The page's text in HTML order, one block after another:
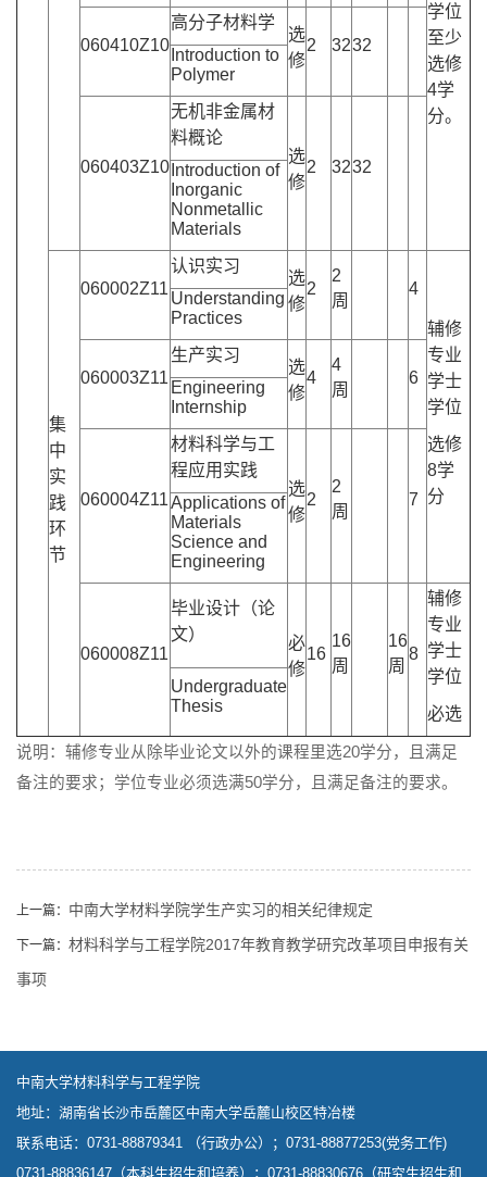
学位
至少
选修
4学
分。
060410Z10
高分子材料学
选
修
2 3232
Introduction to
Polymer
060403Z10
无机非金属材
料概论
选
修
2 3232
Introduction of
Inorganic
Nonmetallic
Materials
集
中
实
践
环
节
060002Z11
认识实习
选
修
2
2
周
4
辅修
专业
学士
学位
选修
8学
分
Understanding
Practices
060003Z11
生产实习
选
修
4
4
周
6
Engineering
Internship
060004Z11
材料科学与工
程应用实践
选
修
2
2
周
7
Applications of
Materials
Science and
Engineering
060008Z11
毕业设计（论
文）
必
修
16
16
周
16
周
8
辅修
专业
学士
学位
必选
Undergraduate
Thesis
说明：辅修专业从除毕业论文以外的课程里选20学分，且满足
备注的要求；学位专业必须选满50学分，且满足备注的要求。
上一篇： 中南大学材料学院学生产实习的相关纪律规定
下一篇： 材料科学与工程学院2017年教育教学研究改革项目申报有关
事项
中南大学材料科学与工程学院
地址：湖南省长沙市岳麓区中南大学岳麓山校区特冶楼
联系电话：0731-88879341 （行政办公）；0731-88877253(党务工作)
0731-88836147（本科生招生和培养）；0731-88830676（研究生招生和